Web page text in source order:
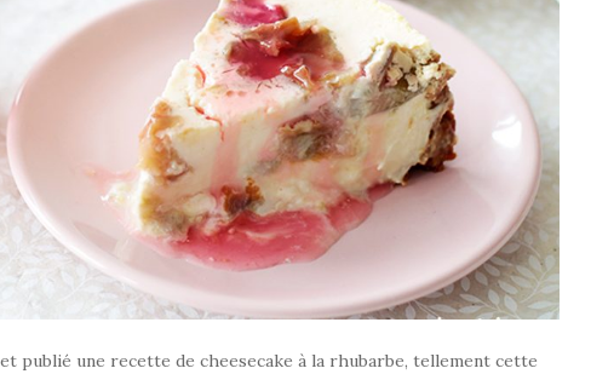
et publié une recette de cheesecake à la rhubarbe, tellement cette